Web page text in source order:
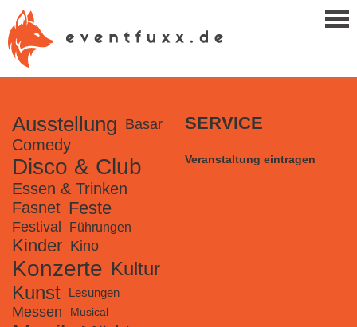
Ausstellung Basar
Comedy
Disco & Club
Essen & Trinken
Fasnet Feste
Festival Führungen
Kinder Kino
Konzerte Kultur
Kunst
Lesungen
Messen Musical
SERVICE
Veranstaltung eintragen